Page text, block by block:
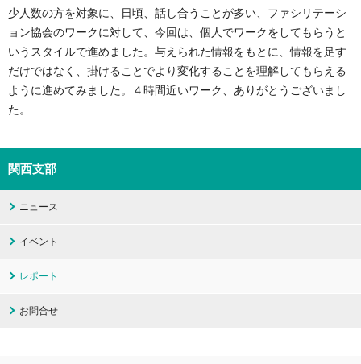
少人数の方を対象に、日頃、話し合うことが多い、ファシリテーシ
ョン協会のワークに対して、今回は、個人でワークをしてもらうと
いうスタイルで進めました。与えられた情報をもとに、情報を足す
だけではなく、掛けることでより変化することを理解してもらえる
ように進めてみました。４時間近いワーク、ありがとうございまし
た。
関西支部
ニュース
イベント
レポート
お問合せ